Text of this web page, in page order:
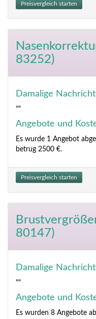
Preisvergleich starten
83252)
Damalige
""
Angebote und
Es wurde 1 Angebot
betrug 2500 €.
Preisvergleich starten
80147)
Damalige
""
Angebote und
Es wurden 8 Angebote